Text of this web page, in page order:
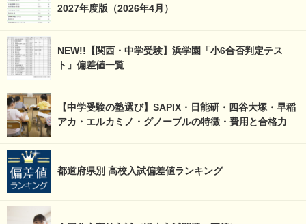
2027年度版（2026年4月）
NEW!!【関西・中学受験】浜学園「小6合否判定テス
ト」偏差値一覧
【中学受験の塾選び】SAPIX・日能研・四谷大塚・早稲
アカ・エルカミノ・グノーブルの特徴・費用と合格力
都道府県別 高校入試偏差値ランキング